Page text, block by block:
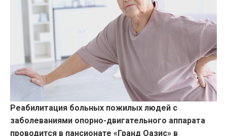
Реабилитация больных пожилых людей с
заболеваниями опорно-двигательного аппарата
проводится в пансионате «Гранд Оазис» в